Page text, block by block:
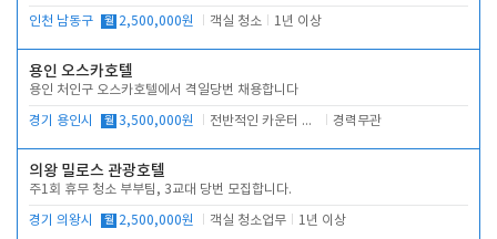
인천 남동구 월 2,500,000원 객실 청소 1년 이상
용인 오스카호텔
용인 처인구 오스카호텔에서 격일당번 채용합니다
경기 용인시 월 3,500,000원 전반적인 카운터 업무 경력무관
의왕 밀로스 관광호텔
주1회 휴무 청소 부부팀, 3교대 당번 모집합니다.
경기 의왕시 월 2,500,000원 객실 청소업무 1년 이상